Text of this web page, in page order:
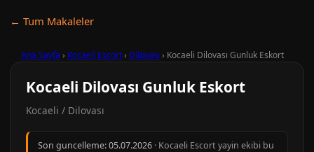
← Tum Makaleler
Ana Sayfa › Kocaeli Escort› Dilovası › Kocaeli Dilovası Gunluk Eskort
Kocaeli Dilovası Gunluk Eskort
Kocaeli / Dilovası
Son guncelleme:05.07.2026 · Kocaeli Escort yayin ekibi bu